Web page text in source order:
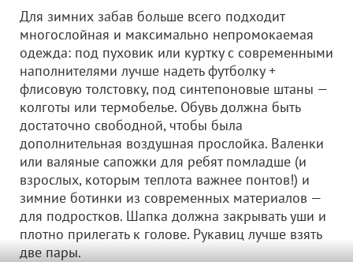
Для зимних забав больше всего подходит
многослойная и максимально непромокаемая
одежда: под пуховик или куртку с современными
наполнителями лучше надеть футболку +
флисовую толстовку, под синтепоновые штаны —
колготы или термобелье. Обувь должна быть
достаточно свободной, чтобы была
дополнительная воздушная прослойка. Валенки
или валяные сапожки для ребят помладше (и
взрослых, которым теплота важнее понтов!) и
зимние ботинки из современных материалов —
для подростков. Шапка должна закрывать уши и
плотно прилегать к голове. Рукавиц лучше взять
две пары.